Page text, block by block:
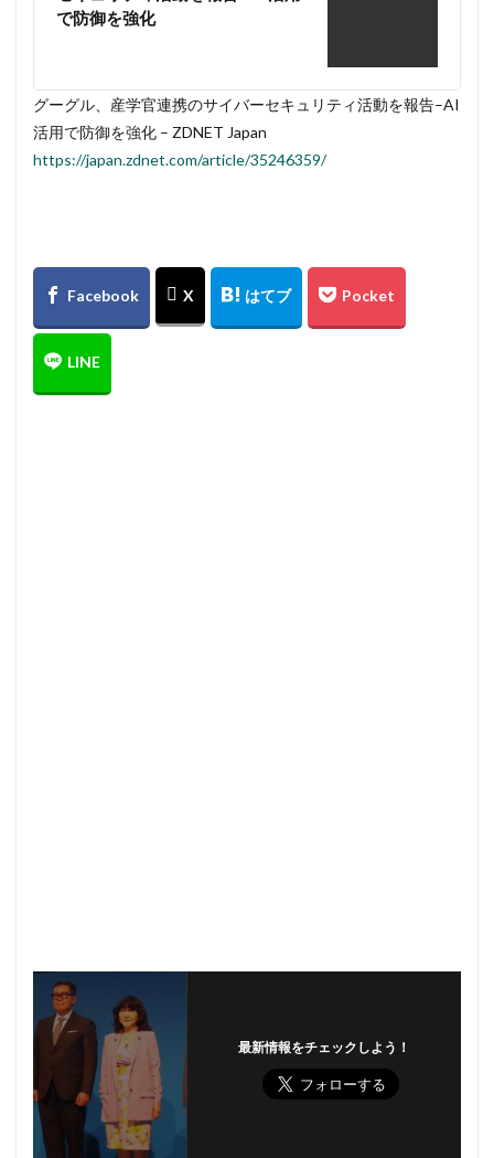
で防御を強化
グーグル、産学官連携のサイバーセキュリティ活動を報告–AI
活用で防御を強化 – ZDNET Japan
https://japan.zdnet.com/article/35246359/
最新情報をチェックしよう！